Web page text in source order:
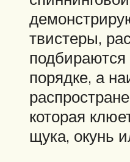
твистеры,
порядке, а
которая
щука, окунь